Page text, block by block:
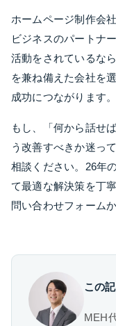
ホームページ制作会
ビジネスのパートナ
活動をされているな
を兼ね備えた会社を
成功につながります。
もし、「何から話せ
う改善すべきか迷っ
相談ください。26年
て最適な解決策を丁
問い合わせフォーム
この
MEH